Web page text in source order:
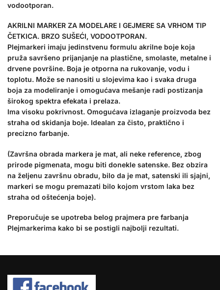
vodootporan.
AKRILNI MARKER ZA MODELARE I GEJMERE SA VRHOM TIP
ČETKICA. BRZO SUŠEĆI, VODOOTPORAN.
Plejmarkeri imaju jedinstvenu formulu akrilne boje koja
pruža savršeno prijanjanje na plastične, smolaste, metalne i
drvene površine. Boja je otporna na rukovanje, vodu i
toplotu. Može se nanositi u slojevima kao i svaka druga
boja za modeliranje i omogućava mešanje radi postizanja
širokog spektra efekata i prelaza.
Ima visoku pokrivnost. Omogućava izlaganje proizvoda bez
straha od skidanja boje. Idealan za čisto, praktično i
precizno farbanje.
(Završna obrada markera je mat, ali neke reference, zbog
prirode pigmenata, mogu biti donekle satenske. Bez obzira
na željenu završnu obradu, bilo da je mat, satenski ili sjajni,
markeri se mogu premazati bilo kojom vrstom laka bez
straha od oštećenja boje).
Preporučuje se upotreba belog prajmera pre farbanja
Plejmarkerima kako bi se postigli najbolji rezultati.